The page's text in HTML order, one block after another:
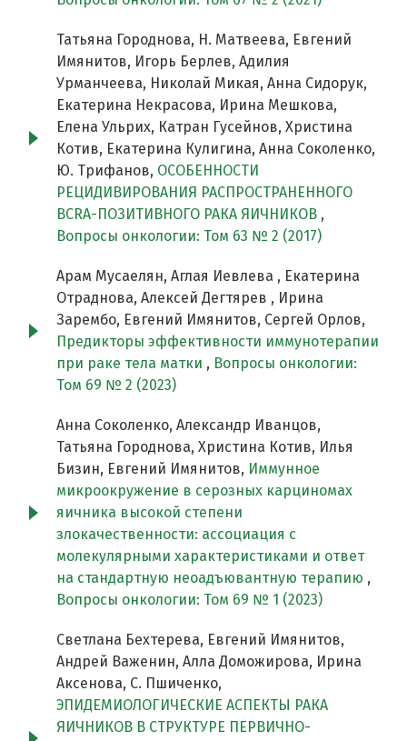
Татьяна Городнова, Н. Матвеева, Евгений
Имянитов, Игорь Берлев, Адилия
Урманчеева, Николай Микая, Анна Сидорук,
Екатерина Некрасова, Ирина Мешкова,
Елена Ульрих, Катран Гусейнов, Христина
Котив, Екатерина Кулигина, Анна Соколенко,
Ю. Трифанов, ОСОБЕННОСТИ
РЕЦИДИВИРОВАНИЯ РАСПРОСТРАНЕННОГО
BCRA-ПОЗИТИВНОГО РАКА ЯИЧНИКОВ ,
Вопросы онкологии: Том 63 № 2 (2017)
Арам Мусаелян, Аглая Иевлева , Екатерина
Отраднова, Алексей Дегтярев , Ирина
Зарембо, Евгений Имянитов, Сергей Орлов,
Предикторы эффективности иммунотерапии
при раке тела матки , Вопросы онкологии:
Том 69 № 2 (2023)
Анна Соколенко, Александр Иванцов,
Татьяна Городнова, Христина Котив, Илья
Бизин, Евгений Имянитов, Иммунное
микроокружение в серозных карциномах
яичника высокой степени
злокачественности: ассоциация с
молекулярными характеристиками и ответ
на стандартную неоадъювантную терапию ,
Вопросы онкологии: Том 69 № 1 (2023)
Светлана Бехтерева, Евгений Имянитов,
Андрей Важенин, Алла Доможирова, Ирина
Аксенова, С. Пшиченко,
ЭПИДЕМИОЛОГИЧЕСКИЕ АСПЕКТЫ РАКА
ЯИЧНИКОВ В СТРУКТУРЕ ПЕРВИЧНО-